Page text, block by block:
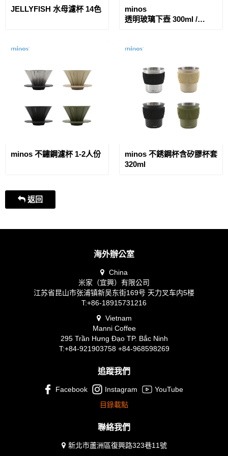
JELLYFISH 水母濾杯 14色
minos
透明玻璃下壺 300ml /
minos 不鏽鋼濾杯 1-2人份
minos 不銹鋼杯含矽膠杯套
320ml
返回
海外辦公室
China
米家（宜興）有限公司
江苏省昆山市张浦镇新吴东街169号 天力叉车内5楼
T:+86-18915731216
Vietnam
Manni Coffee
295 Trần Hưng Đạo TP. Bắc Ninh
T:+84-921903758 +84-968598269
追蹤我們
Facebook Instagram
YouTube
目錄載點
聯絡我們
新北市蘆洲區復興路323巷11號